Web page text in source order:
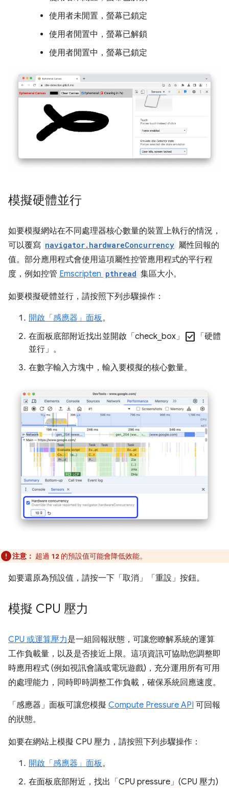
使用者未閒置，螢幕已鎖定
使用者閒置中，螢幕已解鎖
使用者閒置中，螢幕已鎖定
模擬硬體並行
如要模擬網站在不同處理器核心數量的裝置上執行的情況，
可以覆寫 navigator.hardwareConcurrency 屬性回報的
值。部分應用程式會使用這項屬性控管應用程式的平行程
度，例如控管 Emscripten pthread 集區大小。
如要模擬硬體並行，請按照下列步驟操作：
開啟「感應器」 面板。
在面板底部附近找出並開啟「check_box」 check_box 「硬體
並行」 。
在數字輸入方塊中，輸入要模擬的核心數量。
注意： 超過 12 的預設值可能會降低效能。
如要還原為預設值，請按一下「取消」 「重設」 按鈕。
模擬 CPU 壓力
CPU 或運算壓力是一組回報狀態，可讓您瞭解系統的運算
工作負載量，以及是否接近上限。這項資訊可協助您調整即
時應用程式 (例如視訊會議或電玩遊戲)，充分運用所有可用
的處理能力，同時即時調整工作負載，確保系統回應速度。
「感應器」 面板可讓您模擬 Compute Pressure API 可回報
的狀態。
如要在網站上模擬 CPU 壓力，請按照下列步驟操作：
開啟「感應器」 面板。
在面板底部附近，找出「CPU pressure」(CPU 壓力)